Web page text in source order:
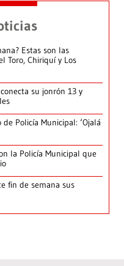
Estas son las
Toro, Chiriquí y Los
su jonrón 13 y
Policía Municipal: ‘Ojalá
la Policía Municipal que
fin de semana sus